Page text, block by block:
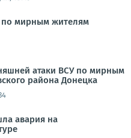
по мирным жителям
атаки ВСУ по мирным
района Донецка
авария на